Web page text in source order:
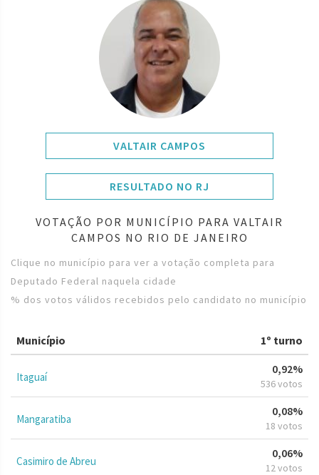
VALTAIR CAMPOS
RESULTADO NO RJ
VOTAÇÃO POR MUNICÍPIO PARA VALTAIR
CAMPOS NO RIO DE JANEIRO
Clique no município para ver a votação completa para
Deputado Federal naquela cidade
% dos votos válidos recebidos pelo candidato no município
Município 1º turno
Itaguaí
0,92%
536 votos
Mangaratiba
0,08%
18 votos
Casimiro de Abreu
0,06%
12 votos